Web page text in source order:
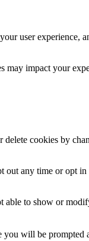
user experience,
impact your
cookies by
any time or opt
to show or
you will be